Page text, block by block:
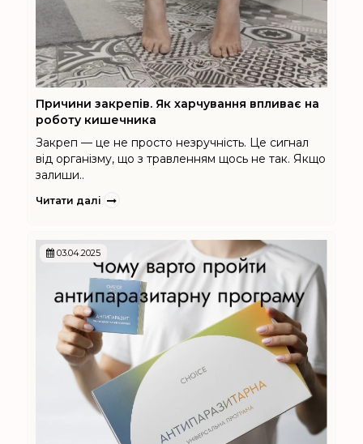
Причини закрепів. Як харчування впливає на
роботу кишечника
Закреп — це не просто незручність. Це сигнал
від організму, що з травленням щось не так. Якщо
залиши..
Читати далі
03.04.2025